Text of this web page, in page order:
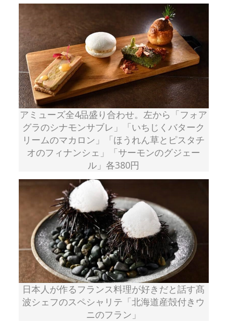
アミューズ全4品盛り合わせ。左から「フォア
グラのシナモンサブレ」「いちじくバターク
リームのマカロン」「ほうれん草とピスタチ
オのフィナンシェ」「サーモンのグジェー
ル」各380円
日本人が作るフランス料理が好きだと話す髙
波シェフのスペシャリテ「北海道産殻付きウ
ニのフラン」